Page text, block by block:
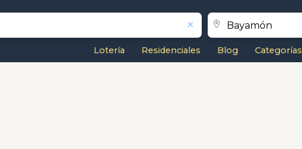
Lotería Residenciales Blog Categorías